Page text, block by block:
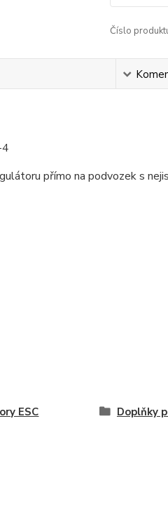
Číslo
přímo na podvozek s
ESC Doplňky